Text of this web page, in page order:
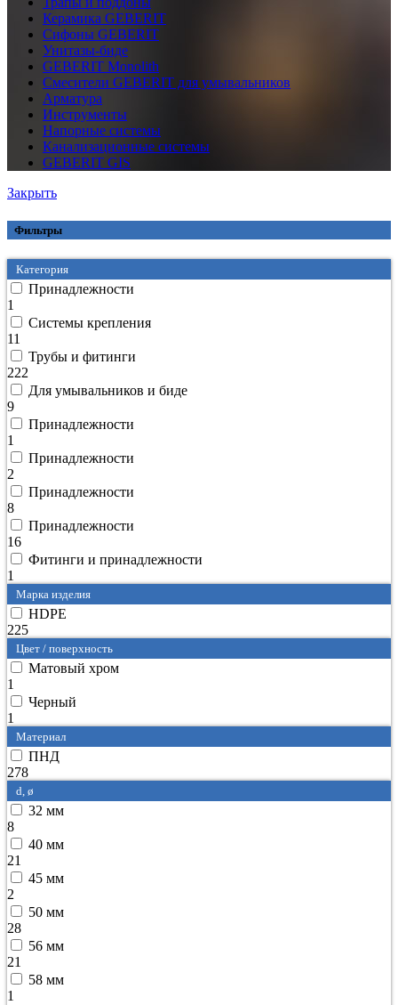
Керамика GEBERIT
Сифоны GEBERIT
Унитазы-биде
GEBERIT Monolith
Смесители GEBERIT для умывальников
Арматура
Инструменты
Напорные системы
Канализационные системы
GEBERIT GIS
Закрыть
Фильтры
Категория
Принадлежности
1
Системы крепления
11
Трубы и фитинги
222
Для умывальников и биде
9
Принадлежности
1
Принадлежности
2
Принадлежности
8
Принадлежности
16
Фитинги и принадлежности
1
Марка изделия
HDPE
225
Цвет / поверхность
Матовый хром
1
Черный
1
Материал
ПНД
278
d, ø
32 мм
8
40 мм
21
45 мм
2
50 мм
28
56 мм
21
58 мм
1